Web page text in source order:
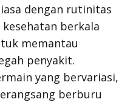
dengan rutinitas
berkala
memantau
penyakit.
yang bervariasi,
berburu